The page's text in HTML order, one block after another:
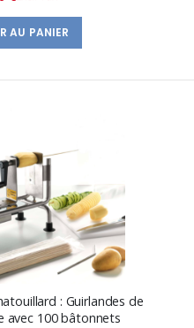
AU PANIER
: Guirlandes de
avec 100 bâtonnets